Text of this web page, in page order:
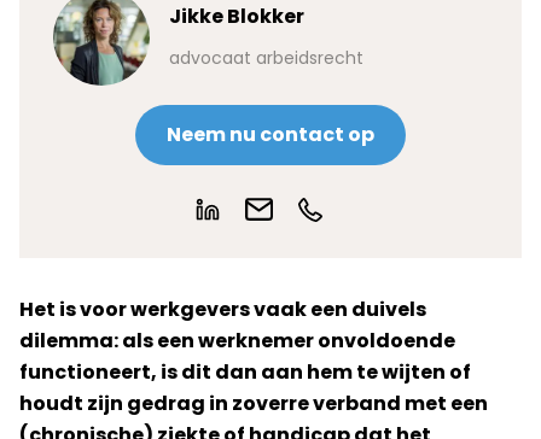
Jikke Blokker
advocaat arbeidsrecht
Neem nu contact op
Het is voor werkgevers vaak een duivels
dilemma: als een werknemer onvoldoende
functioneert, is dit dan aan hem te wijten of
houdt zijn gedrag in zoverre verband met een